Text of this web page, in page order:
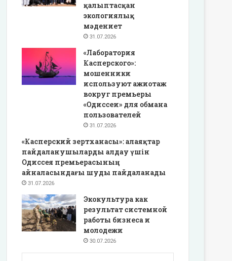
қалыптасқан
экологиялық
мәдениет
31.07.2026
«Лаборатория
Касперского»:
мошенники
используют ажиотаж
вокруг премьеры
«Одиссеи» для обмана
пользователей
31.07.2026
«Касперский зертханасы»: алаяқтар
пайдаланушыларды алдау үшін
Одиссея премьерасының
айналасындағы шуды пайдаланады
31.07.2026
Экокультура как
результат системной
работы бизнеса и
молодежи
30.07.2026